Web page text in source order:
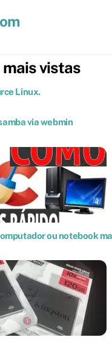
vistas
Linux.
via webmin
ou notebook